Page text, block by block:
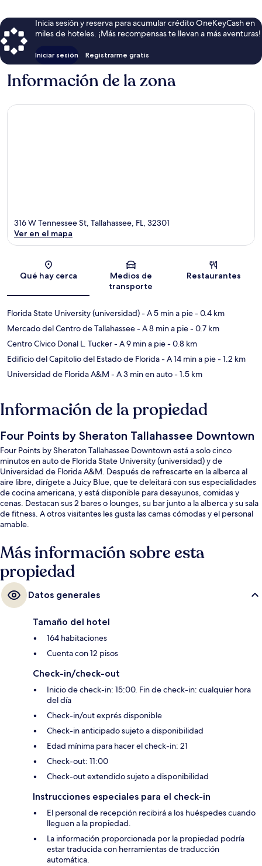
Inicia sesión y reserva para acumular crédito OneKeyCash en
miles de hoteles. ¡Más recompensas te llevan a más aventuras!
Iniciar sesión Registrarme gratis
Información de la zona
Sección del mapa
316 W Tennessee St, Tallahassee, FL, 32301
Ver en el mapa
Qué hay cerca
Medios de
transporte
Restaurantes
Florida State University (universidad)- A 5 min a pie- 0.4 km
Mercado del Centro de Tallahassee- A 8 min a pie- 0.7 km
Centro Cívico Donal L. Tucker- A 9 min a pie- 0.8 km
Edificio del Capitolio del Estado de Florida- A 14 min a pie- 1.2 km
Universidad de Florida A&M - A 3 min en auto- 1.5 km
Información de la propiedad
Four Points by Sheraton Tallahassee Downtown
Four Points by Sheraton Tallahassee Downtown está a solo cinco
minutos en auto de Florida State University (universidad) y de
Universidad de Florida A&M. Después de refrescarte en la alberca al
aire libre, dirígete a Juicy Blue, que te deleitará con sus especialidades
de cocina americana, y está disponible para desayunos, comidas y
cenas. Destacan sus 2 bares o lounges, su bar junto a la alberca y su sala
de fitness. A otros visitantes les gusta las camas cómodas y el personal
amable.
Más información sobre esta
propiedad
Datos generales
Tamaño del hotel
164 habitaciones
Cuenta con 12 pisos
Check-in/check-out
Inicio de check-in: 15:00. Fin de check-in: cualquier hora
del día
Check-in/out exprés disponible
Check-in anticipado sujeto a disponibilidad
Edad mínima para hacer el check-in: 21
Check-out: 11:00
Check-out extendido sujeto a disponibilidad
Instrucciones especiales para el check-in
El personal de recepción recibirá a los huéspedes cuando
lleguen a la propiedad.
La información proporcionada por la propiedad podría
estar traducida con herramientas de traducción
automática.